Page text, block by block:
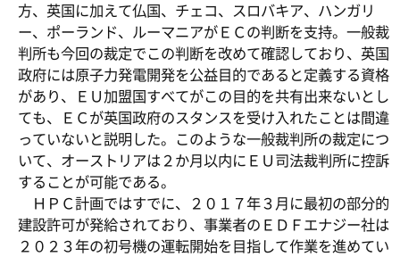
方、英国に加えて仏国、チェコ、スロバキア、ハンガリ
ー、ポーランド、ルーマニアがＥＣの判断を支持。一般裁
判所も今回の裁定でこの判断を改めて確認しており、英国
政府には原子力発電開発を公益目的であると定義する資格
があり、ＥＵ加盟国すべてがこの目的を共有出来ないとし
ても、ＥＣが英国政府のスタンスを受け入れたことは間違
っていないと説明した。このような一般裁判所の裁定につ
いて、オーストリアは２か月以内にＥＵ司法裁判所に控訴
することが可能である。
ＨＰＣ計画ではすでに、２０１７年３月に最初の部分的
建設許可が発給されており、事業者のＥＤＦエナジー社は
２０２３年の初号機の運転開始を目指して作業を進めてい